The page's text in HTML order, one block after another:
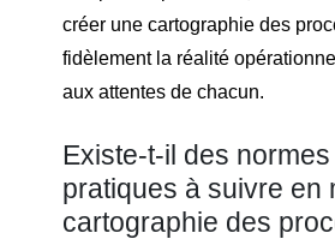
créer une cartographie des
fidèlement la réalité
aux attentes de chacun.
Existe-t-il des
pratiques à suivre en
cartographie des